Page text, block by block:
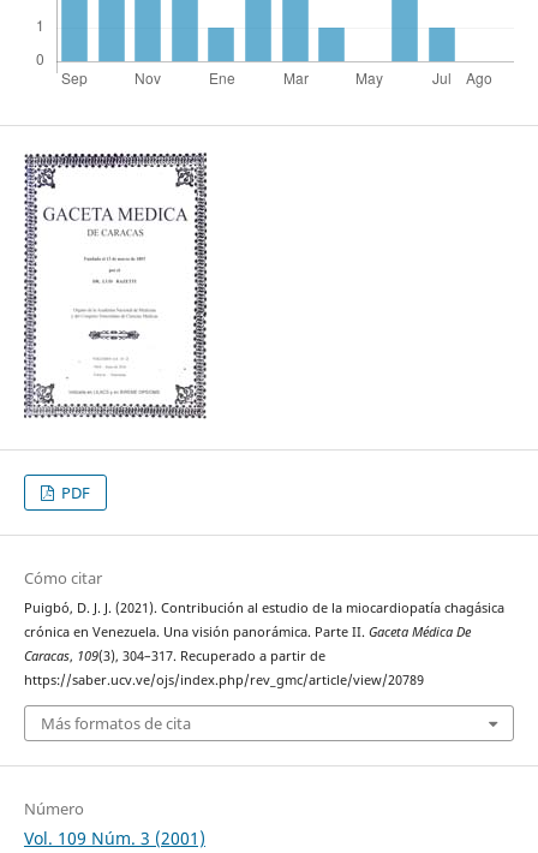
PDF
Cómo citar
Puigbó, D. J. J. (2021). Contribución al estudio de la miocardiopatía chagásica
crónica en Venezuela. Una visión panorámica. Parte II. Gaceta Médica De
Caracas, 109(3), 304–317. Recuperado a partir de
https://saber.ucv.ve/ojs/index.php/rev_gmc/article/view/20789
Más formatos de cita
Número
Vol. 109 Núm. 3 (2001)